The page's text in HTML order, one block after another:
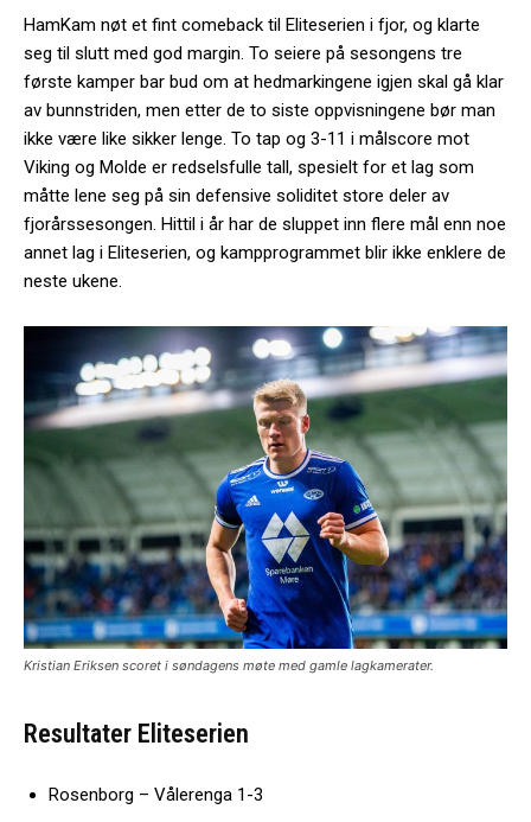
HamKam nøt et fint comeback til Eliteserien i fjor, og klarte
seg til slutt med god margin. To seiere på sesongens tre
første kamper bar bud om at hedmarkingene igjen skal gå klar
av bunnstriden, men etter de to siste oppvisningene bør man
ikke være like sikker lenge. To tap og 3-11 i målscore mot
Viking og Molde er redselsfulle tall, spesielt for et lag som
måtte lene seg på sin defensive soliditet store deler av
fjorårssesongen. Hittil i år har de sluppet inn flere mål enn noe
annet lag i Eliteserien, og kampprogrammet blir ikke enklere de
neste ukene.
Kristian Eriksen scoret i søndagens møte med gamle lagkamerater.
Resultater Eliteserien
Rosenborg – Vålerenga 1-3